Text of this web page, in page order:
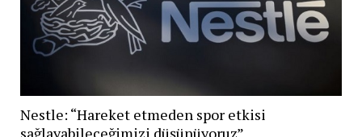
Nestle: “Hareket etmeden spor etkisi
sağlayabileceğimizi düşünüyoruz”